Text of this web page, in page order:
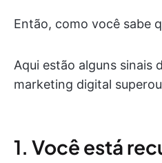
Então, como você sabe
Aqui estão alguns sinais
marketing digital
1. Você está